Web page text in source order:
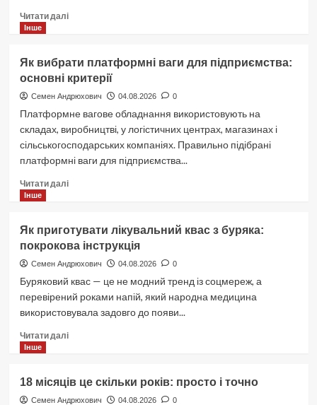
Читати даліДокладніше
Львів:
онлайн
маршрут,
зараз
Інше
Як вибрати платформні ваги для підприємства:
основні критерії
Семен Андрюхович 04.08.2026 0
Платформне вагове обладнання використовують на
складах, виробництві, у логістичних центрах, магазинах і
сільськогосподарських компаніях. Правильно підібрані
платформні ваги для підприємства...
Читати даліДокладніше
платформні
ваги
для
підприємства:
критерії
Інше
Як приготувати лікувальний квас з буряка:
покрокова інструкція
Семен Андрюхович 04.08.2026 0
Буряковий квас — це не модний тренд із соцмереж, а
перевірений роками напій, який народна медицина
використовувала задовго до появи...
Читати даліДокладніше
лікувальний
квас
Інше
18 місяців це скільки років: просто і точно
Семен Андрюхович 04.08.2026 0